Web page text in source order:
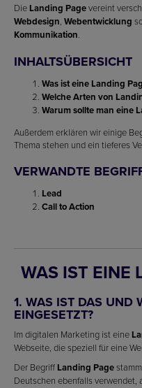
Die Landing Pagevereint
Webdesign, Webentwicklung
Kommunikation.
INHALTSÜBERSICHT
Was ist eine Landing
Welche Arten von
Warum sollte man eine
Außerdem erklären wir einige
Thema stehen und ein tieferes
VERWANDTE
Lead
Call to Action
WAS IST EINE
1. WAS IST DAS UND
EINGESETZT?
Im digitalen Marketing ist eine
Webseite, die speziell für eine
Der Begriff Landing Page
Deutschen ebenfalls